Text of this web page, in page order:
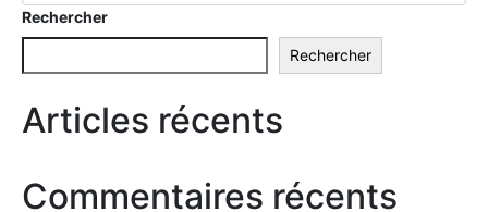
Rechercher
Rechercher
Articles récents
Commentaires récents